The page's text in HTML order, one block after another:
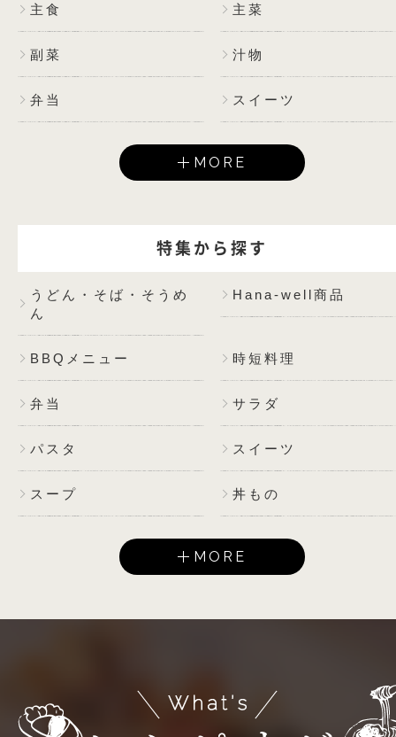
主食 主菜
副菜 汁物
弁当 スイーツ
MORE
特集から探す
うどん・そば・そうめ
ん
Hana-well商品
BBQメニュー 時短料理
弁当 サラダ
パスタ スイーツ
スープ 丼もの
MORE